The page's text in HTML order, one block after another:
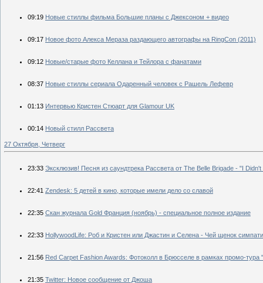
09:19 Новые стиллы фильма Большие планы с Джексоном + видео
09:17 Новое фото Алекса Мераза раздающего автографы на RingCon (2011)
09:12 Новые/старые фото Келлана и Тейлора с фанатами
08:37 Новые стиллы сериала Одаренный человек с Рашель Лефевр
01:13 Интервью Кристен Стюарт для Glamour UK
00:14 Новый стилл Рассвета
27 Октября, Четверг
23:33 Эксклюзив! Песня из саундтрека Рассвета от The Belle Brigade - "I Didn't
22:41 Zendesk: 5 детей в кино, которые имели дело со славой
22:35 Скан журнала Gold Франция (ноябрь) - специальное полное издание
22:33 HollywoodLife: Роб и Кристен или Джастин и Селена - Чей щенок
21:56 Red Carpet Fashion Awards: Фотоколл в Брюсселе в рамках промо-
21:35 Twitter: Новое сообщение от Джоша